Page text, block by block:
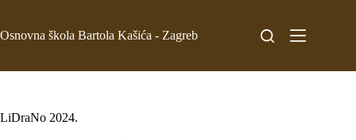
Osnovna škola Bartola Kašića - Zagreb
LiDraNo 2024.